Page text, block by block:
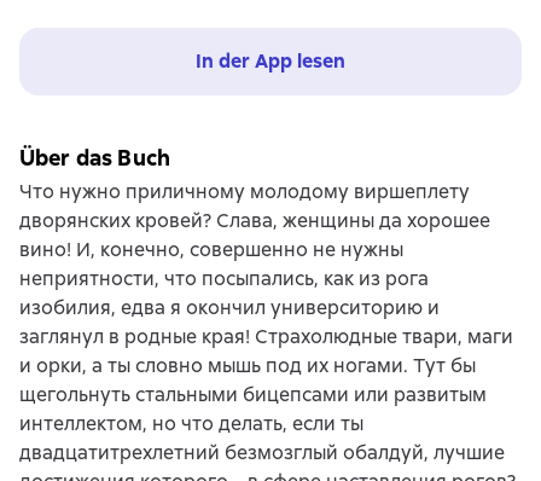
In der App lesen
Über das Buch
Что нужно приличному молодому виршеплету
дворянских кровей? Слава, женщины да хорошее
вино! И, конечно, совершенно не нужны
неприятности, что посыпались, как из рога
изобилия, едва я окончил университорию и
заглянул в родные края! Страхолюдные твари, маги
и орки, а ты словно мышь под их ногами. Тут бы
щегольнуть стальными бицепсами или развитым
интеллектом, но что делать, если ты
двадцатитрехлетний безмозглый обалдуй, лучшие